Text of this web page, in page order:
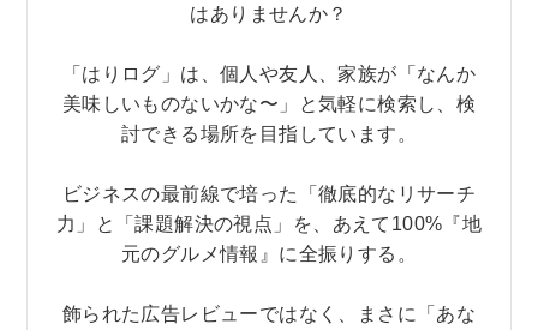
はありませんか？
「はりログ」は、個人や友人、家族が「なんか
美味しいものないかな〜」と気軽に検索し、検
討できる場所を目指しています。
ビジネスの最前線で培った「徹底的なリサーチ
力」と「課題解決の視点」を、あえて100%『地
元のグルメ情報』に全振りする。
飾られた広告レビューではなく、まさに「あな